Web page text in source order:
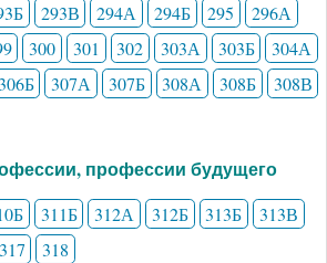
293В 294А 294Б 295
296А
300 301 302 303А 303Б
304А
307А 307Б 308А 308Б
308В
профессии будущего
311Б 312А 312Б 313Б
313В
317 318